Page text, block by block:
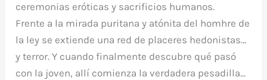
ceremonias eróticas y sacrificios humanos.
Frente a la mirada puritana y atónita del homhre de
la ley se extiende una red de placeres hedonistas…
y terror. Y cuando finalmente descubre qué pasó
con la joven, allí comienza la verdadera pesadilla…